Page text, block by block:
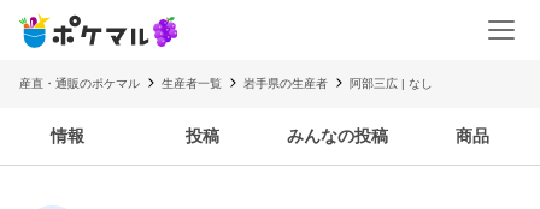
産直・通販のポケマル 生産者一覧 岩手県の生産者 阿部三広 | なし
情報 投稿 みんなの投稿 商品